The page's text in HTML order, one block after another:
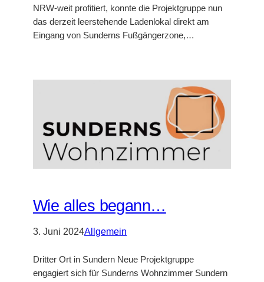
NRW-weit profitiert, konnte die Projektgruppe nun
das derzeit leerstehende Ladenlokal direkt am
Eingang von Sunderns Fußgängerzone,…
Wie alles begann…
3. Juni 2024Allgemein
Dritter Ort in Sundern Neue Projektgruppe
engagiert sich für Sunderns Wohnzimmer Sundern